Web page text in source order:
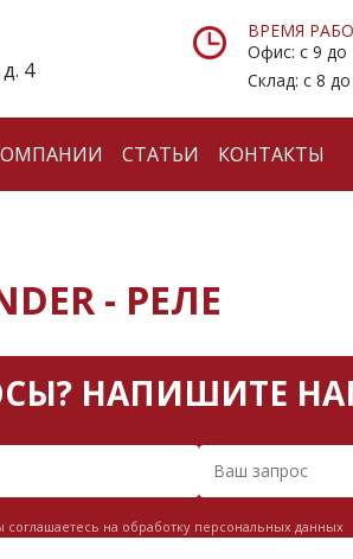
4
ВРЕМЯ
Офис: с 9 до
Склад: с 8
СТАТЬИ КОНТАКТЫ
- РЕЛЕ
НАПИШИТЕ
на обработку персональных данных